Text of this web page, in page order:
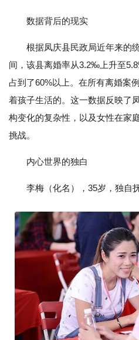
数据背后的现实
根据凤庆县民政局近年来的
间，该县离婚率从3.2‰上升至
占到了60%以上。在所有离婚案
着孩子生活的。这一数据反映了
构变化的复杂性，以及女性在家
挑战。
内心世界的独白
李梅（化名），35岁，独自